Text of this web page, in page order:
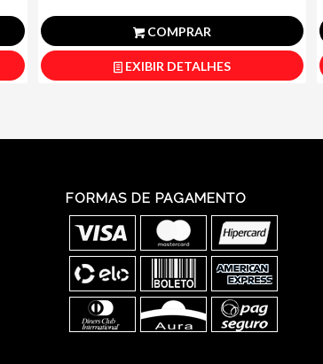
COMPRAR
EXIBIR DETALHES
FORMAS DE PAGAMENTO